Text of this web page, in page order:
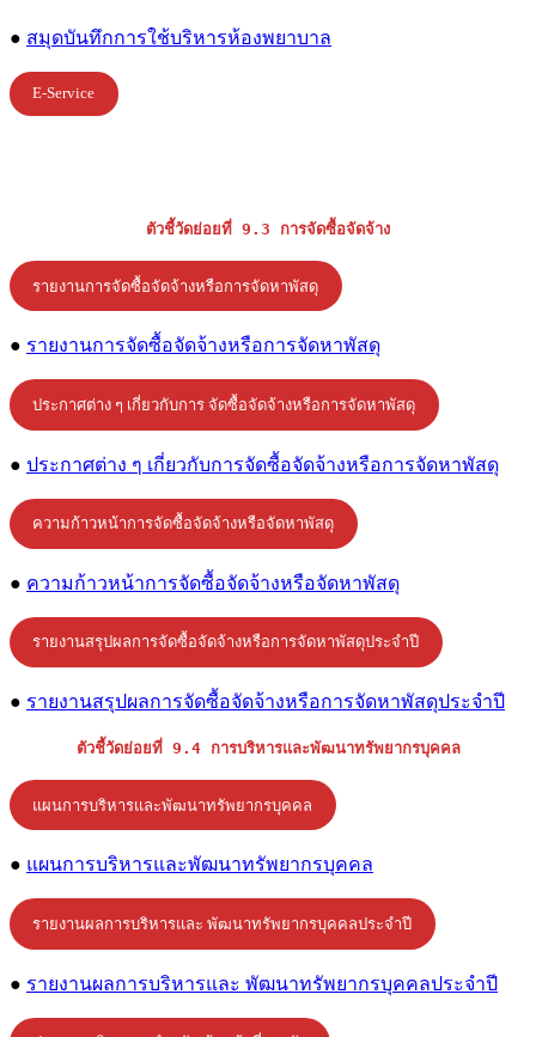
● สมุดบันทึกการใช้บริหารห้องพยาบาล
E-Service
ตัวชี้วัดย่อยที่ 9.3 การจัดซื้อจัดจ้าง
รายงานการจัดซื้อจัดจ้างหรือการจัดหาพัสดุ
● รายงานการจัดซื้อจัดจ้างหรือการจัดหาพัสดุ
ประกาศต่าง ๆ เกี่ยวกับการ จัดซื้อจัดจ้างหรือการจัดหาพัสดุ
● ประกาศต่าง ๆ เกี่ยวกับการจัดซื้อจัดจ้างหรือการจัดหาพัสดุ
ความก้าวหน้าการจัดซื้อจัดจ้างหรือจัดหาพัสดุ
● ความก้าวหน้าการจัดซื้อจัดจ้างหรือจัดหาพัสดุ
รายงานสรุปผลการจัดซื้อจัดจ้างหรือการจัดหาพัสดุประจำปี
● รายงานสรุปผลการจัดซื้อจัดจ้างหรือการจัดหาพัสดุประจำปี
ตัวชี้วัดย่อยที่ 9.4 การบริหารและพัฒนาทรัพยากรบุคคล
แผนการบริหารและพัฒนาทรัพยากรบุคคล
● แผนการบริหารและพัฒนาทรัพยากรบุคคล
รายงานผลการบริหารและ พัฒนาทรัพยากรบุคคลประจำปี
● รายงานผลการบริหารและ พัฒนาทรัพยากรบุคคลประจำปี